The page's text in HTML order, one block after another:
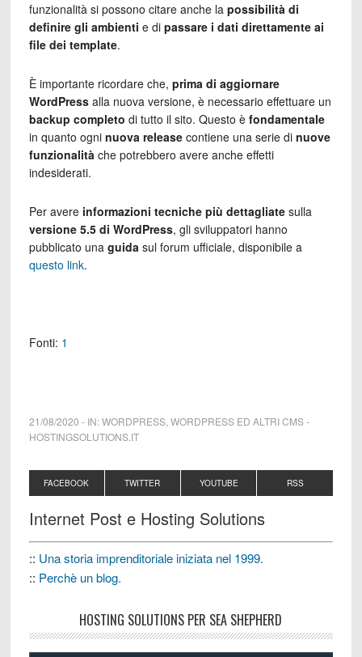
funzionalità si possono citare anche la possibilità di
definire gli ambienti e di passare i dati direttamente ai
file dei template.
È importante ricordare che, prima di aggiornare
WordPressalla nuova versione, è necessario effettuare un
backup completo di tutto il sito. Questo è fondamentale
in quanto ogni nuova releasecontiene una serie di nuove
funzionalità che potrebbero avere anche effetti
indesiderati.
Per avere informazioni tecniche più dettagliatesulla
versione 5.5 di WordPress, gli sviluppatori hanno
pubblicato una guida sul forum ufficiale, disponibile a
questo link.
Fonti: 1
21/08/2020 - IN:WORDPRESS, WORDPRESS ED ALTRI CMS-
HOSTINGSOLUTIONS.IT
FACEBOOK TWITTER YOUTUBE RSS
Internet Post e Hosting Solutions
:: Una storia imprenditoriale iniziata nel 1999.
:: Perchè un blog.
HOSTING SOLUTIONS PER SEA SHEPHERD